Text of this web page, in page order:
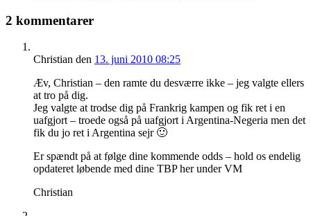
2 kommentarer
Christian den 13. juni 2010 08:25
Æv, Christian – den ramte du desværre ikke – jeg valgte ellers
at tro på dig.
Jeg valgte at trodse dig på Frankrig kampen og fik ret i en
uafgjort – troede også på uafgjort i Argentina-Negeria men det
fik du jo ret i Argentina sejr 🙂
Er spændt på at følge dine kommende odds – hold os endelig
opdateret løbende med dine TBP her under VM
Christian